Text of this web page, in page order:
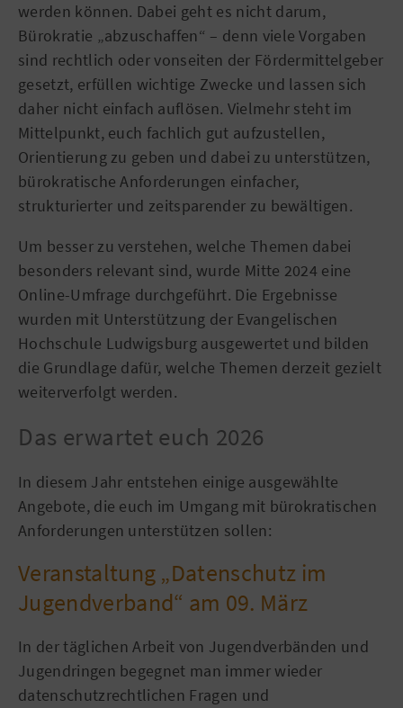
werden können. Dabei geht es nicht darum,
Bürokratie „abzuschaffen“ – denn viele Vorgaben
sind rechtlich oder vonseiten der Fördermittelgeber
gesetzt, erfüllen wichtige Zwecke und lassen sich
daher nicht einfach auflösen. Vielmehr steht im
Mittelpunkt, euch fachlich gut aufzustellen,
Orientierung zu geben und dabei zu unterstützen,
bürokratische Anforderungen einfacher,
strukturierter und zeitsparender zu bewältigen.
Um besser zu verstehen, welche Themen dabei
besonders relevant sind, wurde Mitte 2024 eine
Online-Umfrage durchgeführt. Die Ergebnisse
wurden mit Unterstützung der Evangelischen
Hochschule Ludwigsburg ausgewertet und bilden
die Grundlage dafür, welche Themen derzeit gezielt
weiterverfolgt werden.
Das erwartet euch 2026
In diesem Jahr entstehen einige ausgewählte
Angebote, die euch im Umgang mit bürokratischen
Anforderungen unterstützen sollen:
Veranstaltung „Datenschutz im
Jugendverband“ am 09. März
In der täglichen Arbeit von Jugendverbänden und
Jugendringen begegnet man immer wieder
datenschutzrechtlichen Fragen und